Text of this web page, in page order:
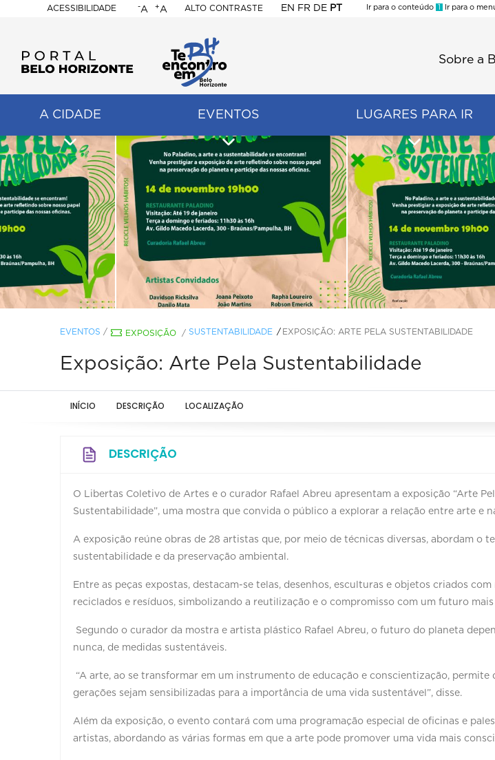
ACESSIBILIDADE
BELO
HORIZONTE
-A +A ALTO CONTRASTE EN FR DE PT
Ir para o conteúdo 1 Ir para o
Sobre a
A CIDADE EVENTOS LUGARES PARA IR
EVENTOS / EXPOSIÇÃO / SUSTENTABILIDADE EXPOSIÇÃO: ARTE PELA SUSTENTABILIDADE
Exposição: Arte Pela Sustentabilidade
INÍCIO DESCRIÇÃO LOCALIZAÇÃO
DESCRIÇÃO
O Libertas Coletivo de Artes e o curador Rafael Abreu apresentam a exposição “Arte
Sustentabilidade”, uma mostra que convida o público a explorar a relação entre arte e
A exposição reúne obras de 28 artistas que, por meio de técnicas diversas, abordam o
sustentabilidade e da preservação ambiental.
Entre as peças expostas, destacam-se telas, desenhos, esculturas e objetos criados com
reciclados e resíduos, simbolizando a reutilização e o compromisso com um futuro
Segundo o curador da mostra e artista plástico Rafael Abreu, o futuro do planeta
nunca, de medidas sustentáveis.
“A arte, ao se transformar em um instrumento de educação e conscientização, permite
gerações sejam sensibilizadas para a importância de uma vida sustentável”, disse.
Além da exposição, o evento contará com uma programação especial de oficinas e
artistas, abordando as várias formas em que a arte pode promover uma vida mais